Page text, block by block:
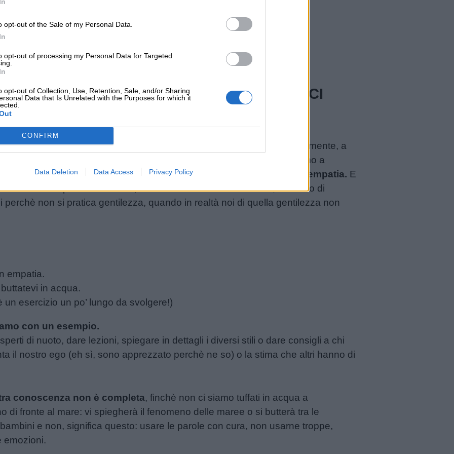
opt-out of the Sale of my Personal Data.
opt-out of processing my Personal Data for Targeted
opt-out of Collection, Use, Retention, Sale, and/or Sharing
Data that Is Unrelated with the Purposes for which it
CONFIRM
Data Deletion Data Access Privacy Policy
RI-SCOPRIRCI:
di emozionarmi?
giudicare?
PER PARLARE DEL MARE, BUTTIAMOCI
una cosa fondamentale: da adulti, ci limitiamo a conoscere superficialmente, a
o che non possiedono la forza dell’esperienza vissuta. Ci limitiamo a
come invece fanno i bambini.
Senza esperienza vissuta, non c’è empatia. E
essere esperienza vissuta, torna ad essere sterile dibattito, scambio di
perchè non si pratica gentilezza, quando in realtà noi di quella gentilezza non
empatia.
in acqua.
esercizio un po’ lungo da svolgere!)
con un esempio.
di nuoto, dare lezioni, spiegare in dettagli i diversi stili o dare consigli a chi
il nostro ego (eh sì, sono apprezzato perchè ne so) o la stima che altri hanno di
conoscenza non è completa, finchè non ci siamo tuffati in acqua a
di fronte al mare: vi spiegherà il fenomeno delle maree o si butterà tra le
e non, significa questo: usare le parole con cura, non usarne troppe,
emozioni.